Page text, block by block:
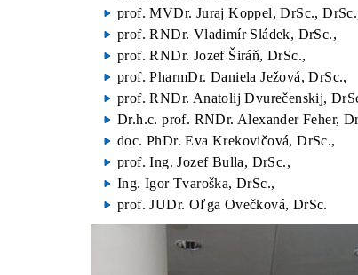
prof. MVDr. Juraj Koppel, DrSc.,
prof. RNDr. Vladimír Sládek, DrSc.,
prof. RNDr. Jozef Širáň, DrSc.,
prof. PharmDr. Daniela Ježová, DrSc.,
prof. RNDr. Anatolij Dvurečenskij,
Dr.h.c. prof. RNDr. Alexander Feher,
doc. PhDr. Eva Krekovičová, DrSc.,
prof. Ing. Jozef Bulla, DrSc.,
Ing. Igor Tvaroška, DrSc.,
prof. JUDr. Oľga Ovečková, DrSc.